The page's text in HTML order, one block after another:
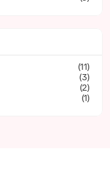
(11)
(3)
(2)
(1)